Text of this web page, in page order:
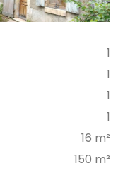
1
1
1
1
16 m²
150 m²